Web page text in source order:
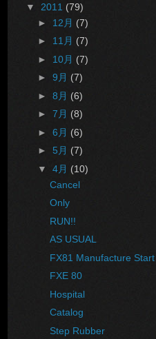
▼ 2011 (79)
► 12月 (7)
► 11月 (7)
► 10月 (7)
► 9月 (7)
► 8月 (6)
► 7月 (8)
► 6月 (6)
► 5月 (7)
▼ 4月 (10)
Cancel
Only
RUN!!
AS USUAL
FX81 Manufacture Start
FXE 80
Hospital
Catalog
Step Rubber